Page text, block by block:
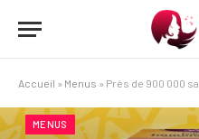
Accueil » Menus » Près de 900 000 sachets de thé
MENUS